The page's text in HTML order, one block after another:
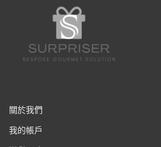
關於我們
我的帳戶